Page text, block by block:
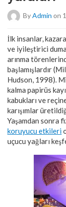
ByAdmin on
İlk insanlar,
ve iyileştirici
arınma
başlamışlardır
Hudson, 1998).
kalma papirüs
kabukları ve
karışımlar
Yaşamdan sonra
koruyucu etkileri
uçucu yağları